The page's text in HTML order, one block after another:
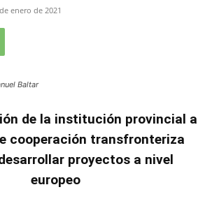
enero de 2021
Baltar
de la institución provincial a
cooperación transfronteriza
proyectos a nivel
europeo